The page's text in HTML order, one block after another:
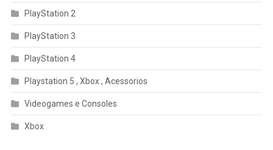
PlayStation 2
PlayStation 3
PlayStation 4
Playstation 5 , Xbox , Acessorios
Videogames e Consoles
Xbox